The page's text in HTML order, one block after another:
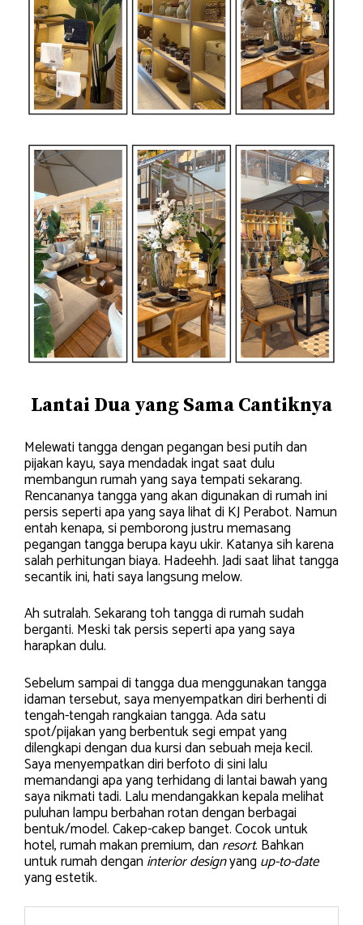
Lantai Dua yang Sama Cantiknya
Melewati tangga dengan pegangan besi putih dan
pijakan kayu, saya mendadak ingat saat dulu
membangun rumah yang saya tempati sekarang.
Rencananya tangga yang akan digunakan di rumah ini
persis seperti apa yang saya lihat di KJ Perabot. Namun
entah kenapa, si pemborong justru memasang
pegangan tangga berupa kayu ukir. Katanya sih karena
salah perhitungan biaya. Hadeehh. Jadi saat lihat tangga
secantik ini, hati saya langsung melow.
Ah sutralah. Sekarang toh tangga di rumah sudah
berganti. Meski tak persis seperti apa yang saya
harapkan dulu.
Sebelum sampai di tangga dua menggunakan tangga
idaman tersebut, saya menyempatkan diri berhenti di
tengah-tengah rangkaian tangga. Ada satu
spot/pijakan yang berbentuk segi empat yang
dilengkapi dengan dua kursi dan sebuah meja kecil.
Saya menyempatkan diri berfoto di sini lalu
memandangi apa yang terhidang di lantai bawah yang
saya nikmati tadi. Lalu mendangakkan kepala melihat
puluhan lampu berbahan rotan dengan berbagai
bentuk/model. Cakep-cakep banget. Cocok untuk
hotel, rumah makan premium, dan resort. Bahkan
untuk rumah dengan interior designyang up-to-date
yang estetik.